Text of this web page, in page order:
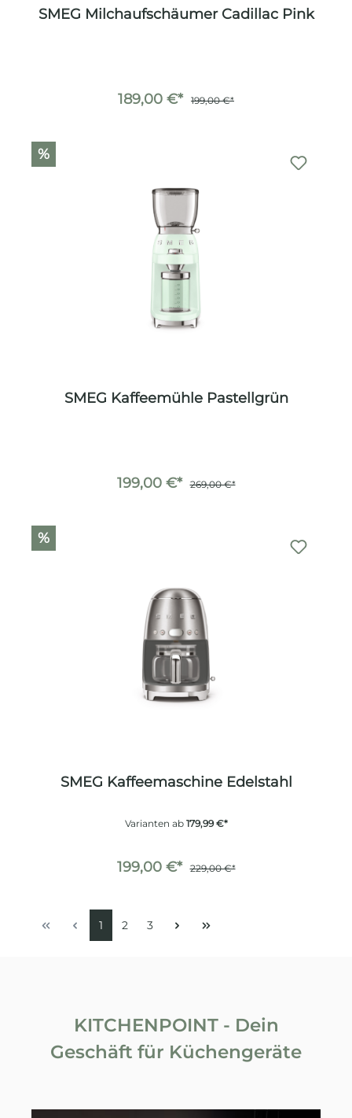
SMEG Milchaufschäumer Cadillac Pink
189,00 €* 199,00 €*
%
SMEG Kaffeemühle Pastellgrün
199,00 €* 269,00 €*
%
SMEG Kaffeemaschine Edelstahl
Varianten ab179,99 €*
199,00 €* 229,00 €*
1 2 3
KITCHENPOINT - Dein
Geschäft für Küchengeräte